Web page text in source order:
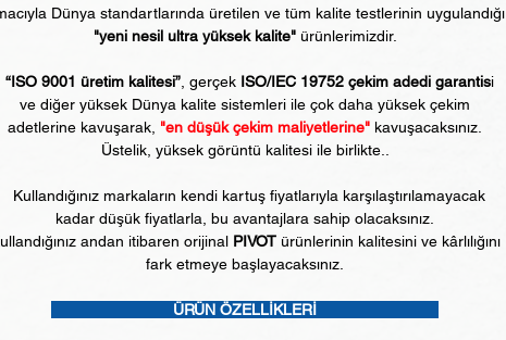
Dünya standartlarında üretilen ve tüm kalite testlerinin uygulandığı
"yeni nesil ultra yüksek kalite"ürünlerimizdir.
“ISO 9001 üretim kalitesi”, gerçekISO/IEC 19752 çekim adedi garantisi
ve diğer yüksek Dünya kalite sistemleri ile çok daha yüksek çekim
adetlerine kavuşarak, "en düşük çekim maliyetlerine" kavuşacaksınız.
Üstelik, yüksek görüntü kalitesi ile birlikte..
Kullandığınız markaların kendi kartuş fiyatlarıyla karşılaştırılamayacak
kadar düşük fiyatlarla, bu avantajlara sahip olacaksınız.
andan itibaren orijinal PIVOTürünlerinin kalitesini ve kârlılığını
fark etmeye başlayacaksınız.
ÜRÜN ÖZELLİKLERİ